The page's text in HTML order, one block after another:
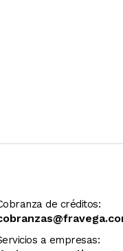
de créditos:
a empresas: